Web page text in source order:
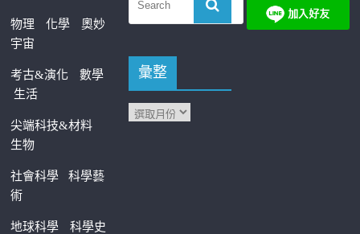
物理 化學
奧妙
宇宙
考古&演化
數學
生活
尖端科技&材料
生物
社會科學科學藝
術
地球科學 科學史
彙整